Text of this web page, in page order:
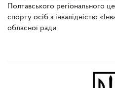
Полтавського регіонального
спорту осіб з інвалідністю
обласної ради